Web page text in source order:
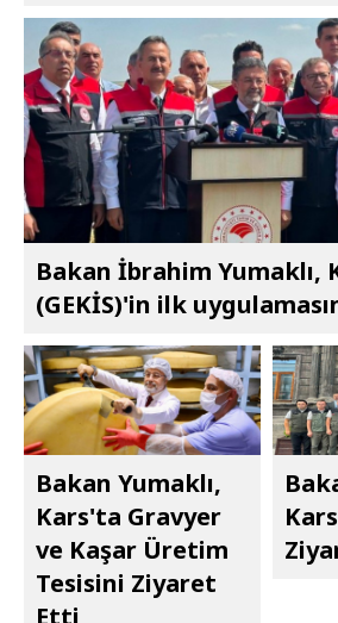
Bakan İbrahim Yumaklı,
(GEKİS)'in ilk
Bakan Yumaklı,
Kars'ta Gravyer
ve Kaşar Üretim
Tesisini Ziyaret
Etti